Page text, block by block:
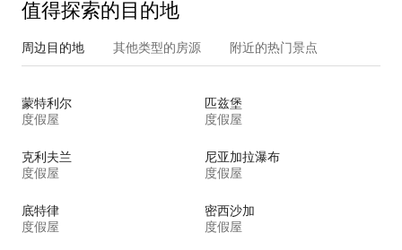
值得探索的目的地
周边目的地 其他类型的房源 附近的热门景点
蒙特利尔
度假屋
匹兹堡
度假屋
克利夫兰
度假屋
尼亚加拉瀑布
度假屋
底特律
度假屋
密西沙加
度假屋